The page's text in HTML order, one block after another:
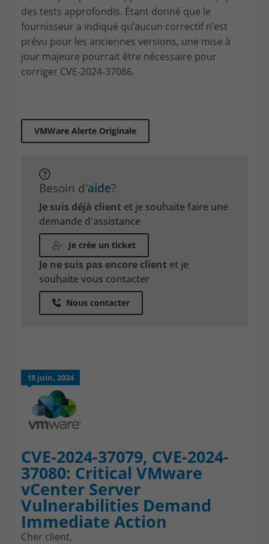
des tests approfondis. Étant donné que le
fournisseur a indiqué qu’aucun correctif n’est
prévu pour les anciennes versions, une mise à
jour majeure pourrait être nécessaire pour
corriger CVE-2024-37086.
VMWare Alerte Originale
Besoin d'aide?
Je suis déjà client et je souhaite faire une
demande d'assistance
Je crée un ticket
Je ne suis pas encore client et je
souhaite vous contacter
Nous contacter
18 juin, 2024
CVE-2024-37079, CVE-2024-
37080: Critical VMware
vCenter Server
Vulnerabilities Demand
Immediate Action
Cher client,